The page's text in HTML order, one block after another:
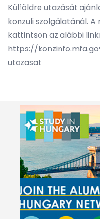
Külföldre utazását
konzuli szolgálatánál.
kattintson az alábbi
https://
utazasat